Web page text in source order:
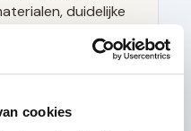
cookies
duidelijke
nodig.